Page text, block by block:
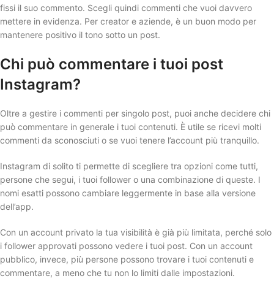
fissi il suo commento. Scegli quindi commenti che vuoi davvero
mettere in evidenza. Per creator e aziende, è un buon modo per
mantenere positivo il tono sotto un post.
Chi può commentare i tuoi post
Instagram?
Oltre a gestire i commenti per singolo post, puoi anche decidere chi
può commentare in generale i tuoi contenuti. È utile se ricevi molti
commenti da sconosciuti o se vuoi tenere l’account più tranquillo.
Instagram di solito ti permette di scegliere tra opzioni come tutti,
persone che segui, i tuoi follower o una combinazione di queste. I
nomi esatti possono cambiare leggermente in base alla versione
dell’app.
Con un account privato la tua visibilità è già più limitata, perché solo
i follower approvati possono vedere i tuoi post. Con un account
pubblico, invece, più persone possono trovare i tuoi contenuti e
commentare, a meno che tu non lo limiti dalle impostazioni.